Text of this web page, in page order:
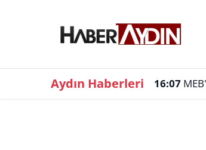
Aydın Haberleri 16:07